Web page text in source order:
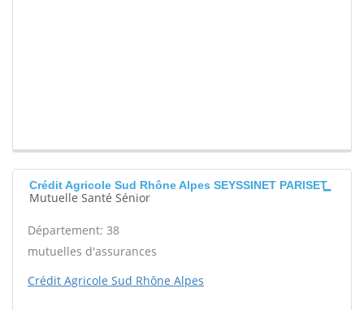
Crédit Agricole Sud Rhône Alpes SEYSSINET PARISET
Mutuelle Santé Sénior
Département: 38
mutuelles d'assurances
Crédit Agricole Sud Rhône Alpes